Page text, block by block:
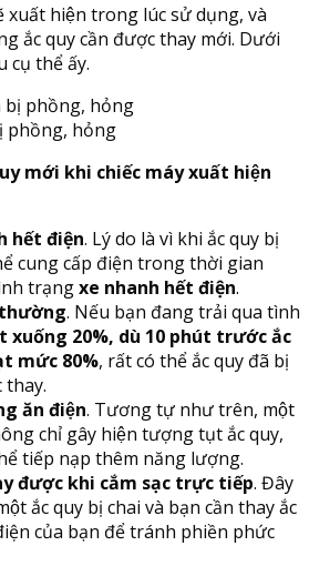
xuất hiện trong lúc sử dụng, và
ắc quy cần được thay mới. Dưới
cụ thể ấy.
phồng, hỏng
mới khi chiếc máy xuất hiện
hết điện. Lý do là vì khi ắc quy bị
cung cấp điện trong thời gian
trạngxe nhanh hết điện.
. Nếu bạn đang trải qua tình
xuống 20%, dù 10 phút trước ắc
mức 80%, rất có thể ắc quy đã bị
thay.
ăn điện. Tương tự như trên, một
chỉ gây hiện tượng tụt ắc quy,
tiếp nạp thêm năng lượng.
được khi cắm sạc trực tiếp. Đây
ắc quy bị chai và bạn cần thay ắc
của bạn để tránh phiền phức